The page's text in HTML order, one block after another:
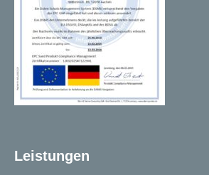
Leistungen